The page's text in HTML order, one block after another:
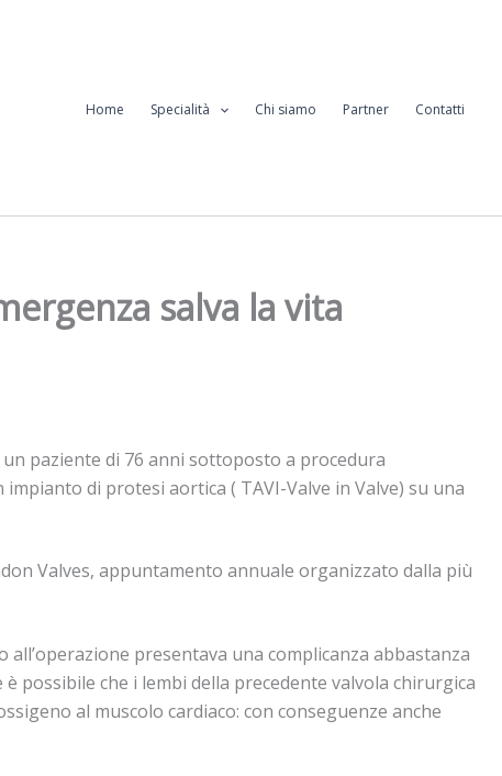
Home Specialità Chi siamo Partner Contatti
salva la vita
paziente di 76 anni sottoposto a procedura
di protesi aortica ( TAVI-Valve in Valve) su una
Valves, appuntamento annuale organizzato dalla più
presentava una complicanza abbastanza
possibile che i lembi della precedente valvola chirurgica
al muscolo cardiaco: con conseguenze anche